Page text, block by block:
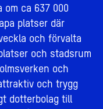
om ca 637 000
platser där
och förvalta
och stadsrum
och
och trygg
dotterbolag till